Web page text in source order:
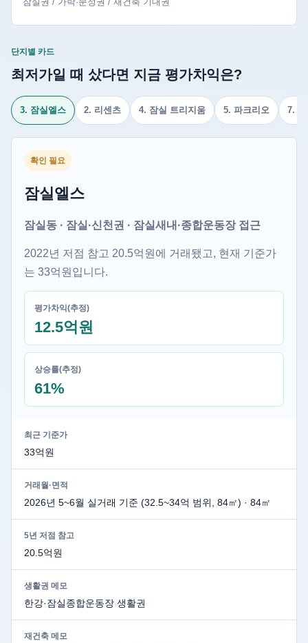
단지별 카드
최저가일 때 샀다면 지금 평가차익은?
3. 잠실엘스 2. 리센츠 4. 잠실 트리지움 5. 파크리오 7.
확인 필요
잠실엘스
잠실동 · 잠실·신천권 · 잠실새내·종합운동장 접근
2022년 저점 참고 20.5억원에 거래됐고, 현재 기준가
는 33억원입니다.
평가차익(추정)
12.5억원
상승률(추정)
61%
최근 기준가
33억원
거래월·면적
2026년 5~6월 실거래 기준 (32.5~34억 범위, 84㎡) · 84㎡
5년 저점 참고
20.5억원
생활권 메모
한강·잠실종합운동장 생활권
재건축 메모